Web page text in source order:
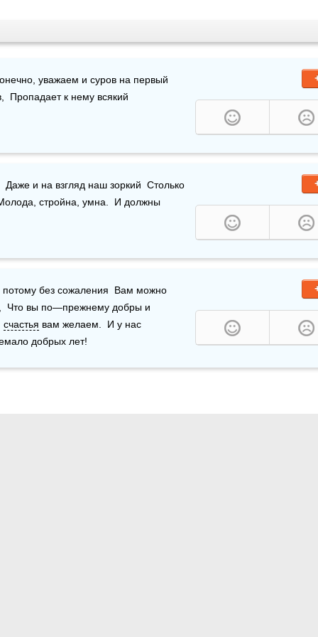
уважаем и суров на первый
Пропадает к нему всякий
Даже и на взгляд наш зоркий  Столько
стройна, умна.  И должны
без сожаления  Вам можно
Что вы по—прежнему добры и
счастья вам желаем.  И у нас
добрых лет!